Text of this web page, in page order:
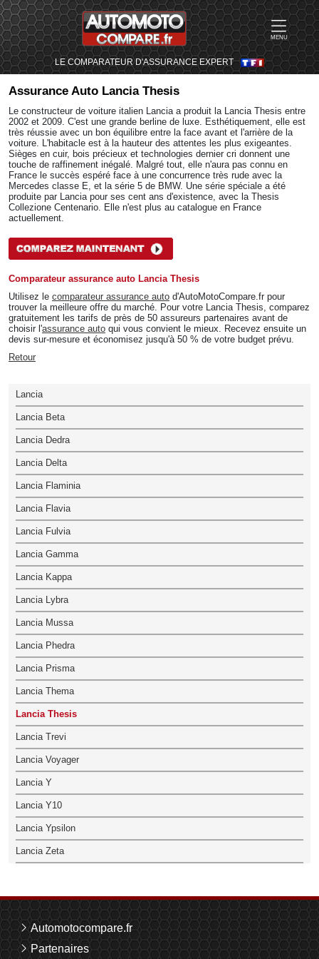
MENU
LE COMPARATEUR D'ASSURANCE EXPERT
Assurance Auto Lancia Thesis
Le constructeur de voiture italien Lancia a produit la Lancia Thesis entre
2002 et 2009. C'est une grande berline de luxe. Esthétiquement, elle est
très réussie avec un bon équilibre entre la face avant et l'arrière de la
voiture. L'habitacle est à la hauteur des attentes les plus exigeantes.
Sièges en cuir, bois précieux et technologies dernier cri donnent une
touche de raffinement inégalé. Malgré tout, elle n'aura pas connu en
France le succès espéré face à une concurrence très rude avec la
Mercedes classe E, et la série 5 de BMW. Une série spéciale a été
produite par Lancia pour ses cent ans d'existence, avec la Thesis
Collezione Centenario. Elle n'est plus au catalogue en France
actuellement.
Comparateur assurance auto Lancia Thesis
Utilisez le comparateur assurance auto d'AutoMotoCompare.fr pour
trouver la meilleure offre du marché. Pour votre Lancia Thesis, comparez
gratuitement les tarifs de près de 50 assureurs partenaires avant de
choisir l'assurance auto qui vous convient le mieux. Recevez ensuite un
devis sur-mesure et économisez jusqu'à 50 % de votre budget prévu.
Retour
Lancia
Lancia Beta
Lancia Dedra
Lancia Delta
Lancia Flaminia
Lancia Flavia
Lancia Fulvia
Lancia Gamma
Lancia Kappa
Lancia Lybra
Lancia Mussa
Lancia Phedra
Lancia Prisma
Lancia Thema
Lancia Thesis
Lancia Trevi
Lancia Voyager
Lancia Y
Lancia Y10
Lancia Ypsilon
Lancia Zeta
Automotocompare.fr
Partenaires